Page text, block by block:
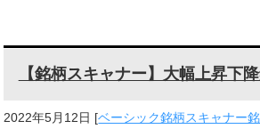
【銘柄スキャナー】大幅上昇下
2022年5月12日 [ベーシック銘柄スキャナー